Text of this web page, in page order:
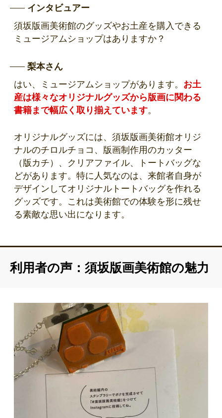
インタビュアー
須坂版画美術館のグッズやお土産を購入できる
ミュージアムショップはありますか？
梨本さん
はい、ミュージアムショップがあります。 お土
産は様々なオリジナルグッズから版画に関わる
書籍まで幅広く取り揃えています。
オリジナルグッズには、須坂版画美術館オリジ
ナルのチロルチョコ、版画制作用のカッター
（版カチ）、クリアファイル、トートバッグな
どがあります。特に人気なのは、来館者自身が
デザインしてオリジナルトートバッグを作れる
グッズです。これは美術館での体験を形に残せ
る素敵な思い出になります。
利用者の声：須坂版画美術館の魅力